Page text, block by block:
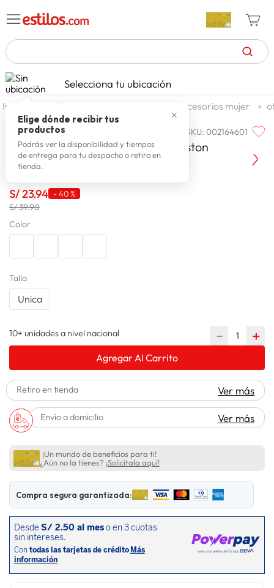
TÉRMINOS MÁS BUSCADOS
1. zapatillas mujer
2. celulares
3. zapatillas hombre
4. moda
6. tv
7.
10. lavadora
Selecciona tu ubicación
✕
Elige dónde recibir tus
productos
Podrás ver la disponibilidad y tiempos
de entrega para tu despacho o retiro en
tienda.
moda y accesorios accesorios mujer
CALOR & COLOR SKU:002164601
Sombrero Mujer Calor & Color Boston
S/23.94 - 40 %
S/ 39.90
Color
Talla
Unica
10+ unidades a nivel nacional ＋
－
Agregar Al Carrito
Retiro en tienda Ver más
Envío a domicilio Ver más
¡Un mundo de beneficios para ti!
¿Aún no la tienes? ¡Solicítala aquí!
Compra segura garantizada: